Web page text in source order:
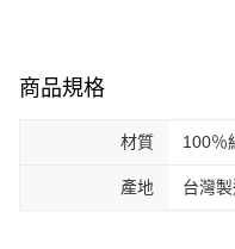
商品規格
材質 100％
產地 台灣